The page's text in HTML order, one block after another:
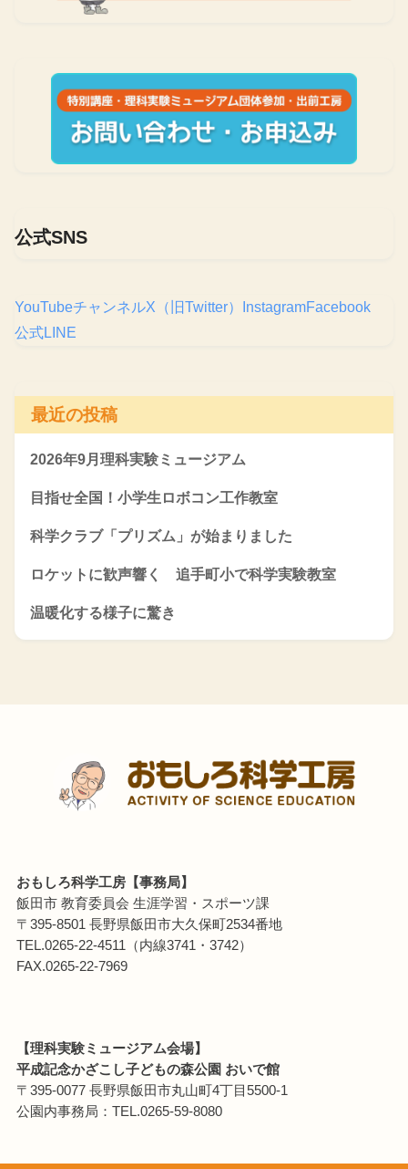
公式SNS
YouTubeチャンネルX（旧Twitter） InstagramFacebook
公式LINE
最近の投稿
2026年9月理科実験ミュージアム
目指せ全国！小学生ロボコン工作教室
科学クラブ「プリズム」が始まりました
ロケットに歓声響く 追手町小で科学実験教室
温暖化する様子に驚き
おもしろ科学工房【事務局】
飯田市 教育委員会 生涯学習・スポーツ課
〒395-8501 長野県飯田市大久保町2534番地
TEL.0265-22-4511（内線3741・3742）
FAX.0265-22-7969
【理科実験ミュージアム会場】
平成記念かざこし子どもの森公園 おいで館
〒395-0077 長野県飯田市丸山町4丁目5500-1
公園内事務局：TEL.0265-59-8080